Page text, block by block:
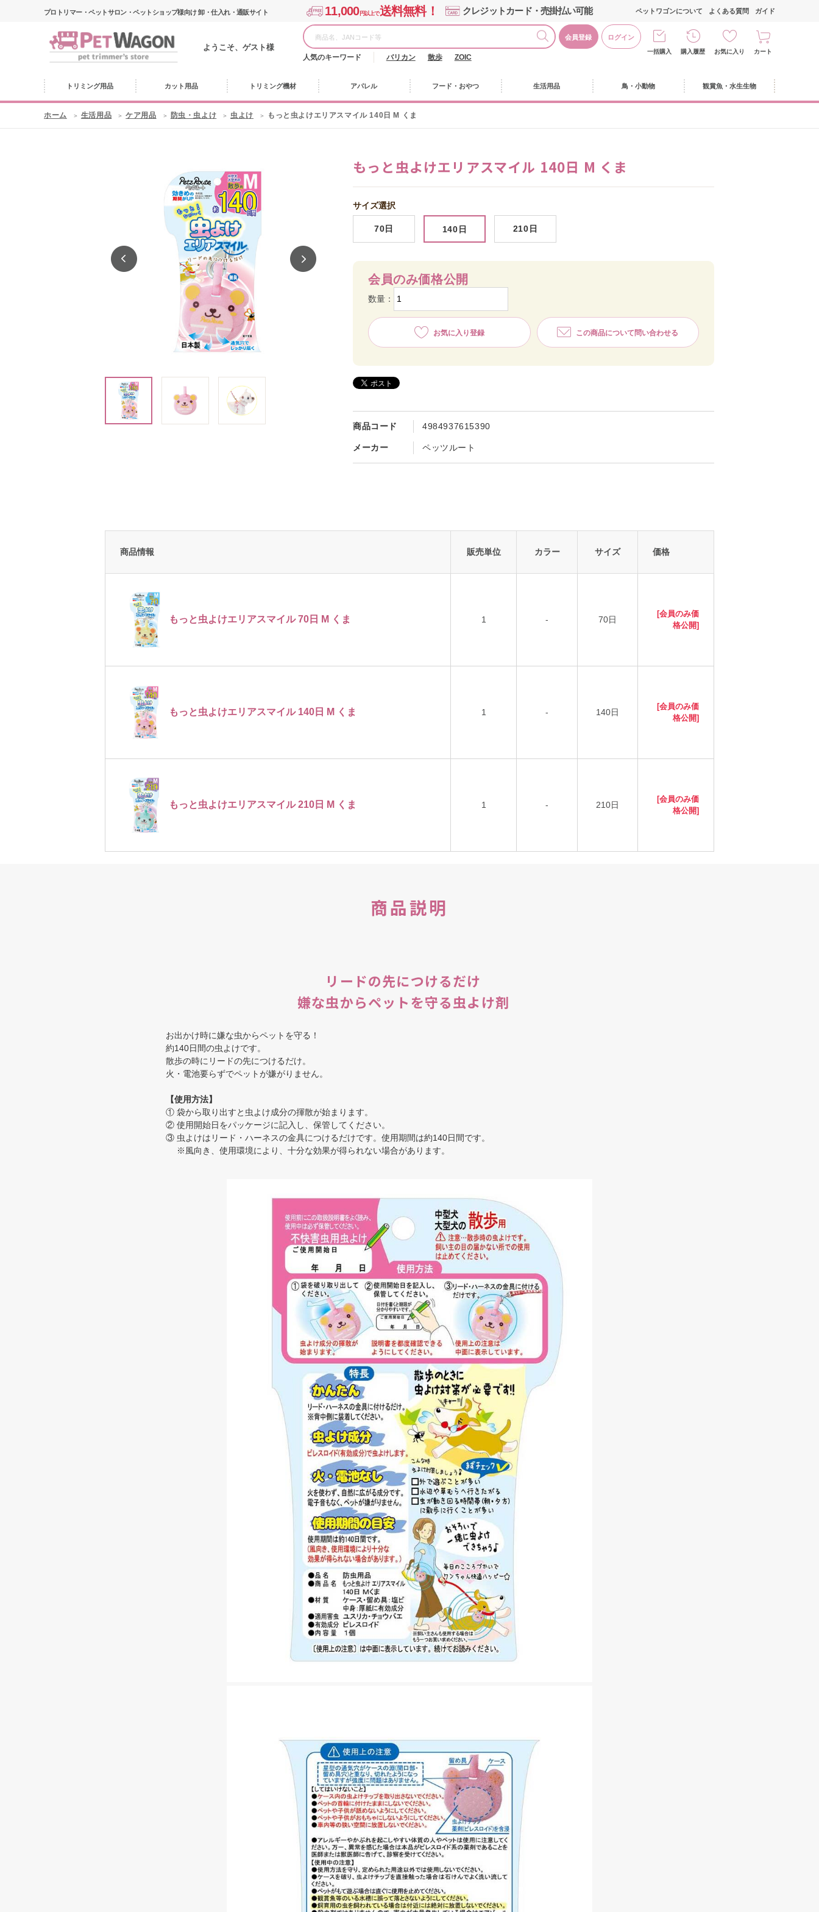
プロトリマー・ペットサロン・ペットショップ様向け 卸・仕入れ・通販サイト 11,000円以上で送料無料！ クレジットカード・売掛払い可能
ようこそ、ゲスト様
会員登録 ログイン
人気のキーワード バリカン 散歩 ZOIC
ペットワゴンについて よくある質問 ガイド
一括購入 購入履歴 お気に入り カート
トリミング用品 カット用品 トリミング機材 アパレル フード・おやつ 生活用品 鳥・小動物 観賞魚・水生生物
ホーム 生活用品 ケア用品 防虫・虫よけ 虫よけ もっと虫よけエリアスマイル 140日 M くま
もっと虫よけエリアスマイル 140日 M くま
商品コード 4984937615390
メーカー ペッツルート
サイズ選択
70日 140日 210日
会員のみ価格公開
数量：
お気に入り登録 この商品について問い合わせる
商品情報 販売単位 カラー サイズ 価格
もっと虫よけエリアスマイル 70日 M くま 1 - 70日
[会員のみ価
格公開]
もっと虫よけエリアスマイル 140日 M くま 1 - 140日
[会員のみ価
格公開]
もっと虫よけエリアスマイル 210日 M くま 1 - 210日
[会員のみ価
格公開]
商品説明
リードの先につけるだけ
嫌な虫からペットを守る虫よけ剤
お出かけ時に嫌な虫からペットを守る！
約140日間の虫よけです。
散歩の時にリードの先につけるだけ。
火・電池要らずでペットが嫌がりません。
【使用方法】
① 袋から取り出すと虫よけ成分の揮散が始まります。
② 使用開始日をパッケージに記入し、保管してください。
③ 虫よけはリード・ハーネスの金具につけるだけです。使用期間は約140日間です。
※風向き、使用環境により、十分な効果が得られない場合があります。